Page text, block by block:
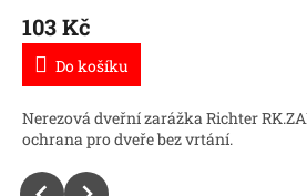
103 Kč
Do košíku
Nerezová dveřní zarážka Richter
ochrana pro dveře bez vrtání.